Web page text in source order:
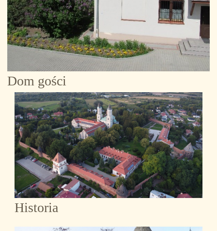
Dom gości
Historia